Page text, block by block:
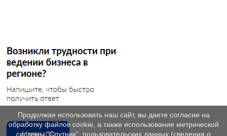
Продолжая использовать наш сайт, вы даете согласие на
обработку файлов cookie, а также использование метрической
системы "Спутник", пользовательских данных (сведения о